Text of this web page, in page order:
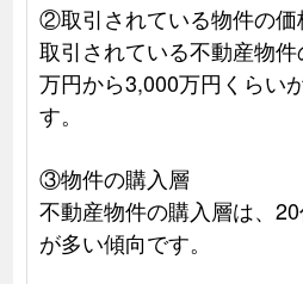
②取引されている物件の価
取引されている不動産物
万円から3,000万円くらい
す。
③物件の購入層
不動産物件の購入層は、
が多い傾向です。